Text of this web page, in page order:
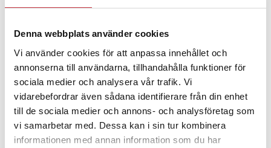
Denna webbplats använder cookies
Vi använder cookies för att anpassa innehållet och
annonserna till användarna, tillhandahålla funktioner för
sociala medier och analysera vår trafik. Vi
vidarebefordrar även sådana identifierare från din enhet
till de sociala medier och annons- och analysföretag som
vi samarbetar med. Dessa kan i sin tur kombinera
informationen med annan information som du har
4 juni 2026
Polisregionen erkänner fel: ”Kommer
att rättas till”
Debatt